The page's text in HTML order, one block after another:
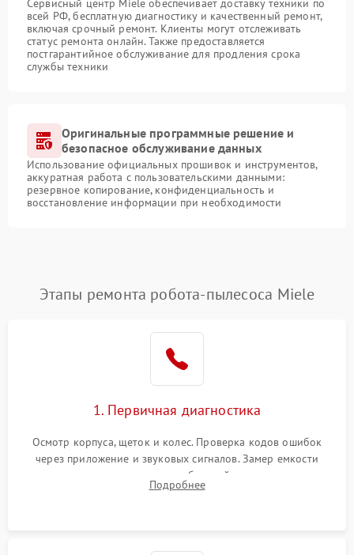
Сервисный центр Miele обеспечивает доставку техники по
всей РФ, бесплатную диагностику и качественный ремонт,
включая срочный ремонт. Клиенты могут отслеживать
статус ремонта онлайн. Также предоставляется
постгарантийное обслуживание для продления срока
службы техники
Оригинальные программные решение и
безопасное обслуживание данных
Использование официальных прошивок и инструментов,
аккуратная работа с пользовательскими данными:
резервное копирование, конфиденциальность и
восстановление информации при необходимости
Этапы ремонта робота-пылесоса Miele
1. Первичная диагностика
Осмотр корпуса, щеток и колес. Проверка кодов ошибок
через приложение и звуковых сигналов. Замер емкости
аккумулятора и тестирование базовой станции зарядки.
Оценка работы лидара, бампера и датчиков падения для
Подробнее